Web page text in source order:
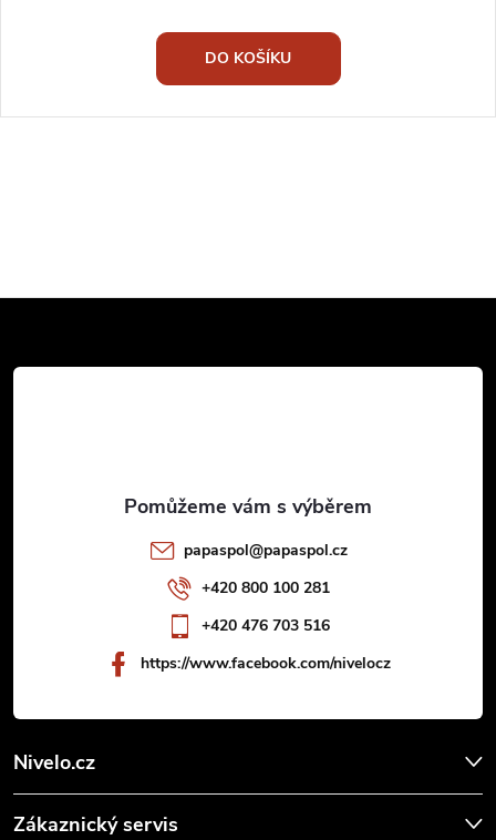
DO KOŠÍKU
á
Nivelo.cz
Zákaznický servis
papaspol@papaspol.cz
+420 800 100 281
+420 476 703 516
https://www.facebook.com/nivelocz